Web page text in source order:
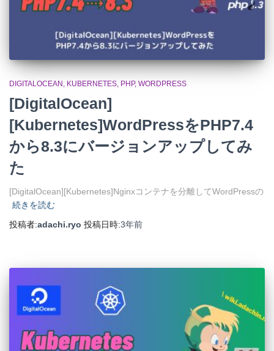
DIGITALOCEAN KUBERNETES PHP WORDPRESS
[DigitalOcean]
[Kubernetes]WordPressをPHP7.4
から8.3にバージョンアップしてみ
た
[DigitalOcean][Kubernetes]Nginxコンテナを分離してWordPressの
続きを読む
投稿者:adachi.ryo 投稿日時:3年前